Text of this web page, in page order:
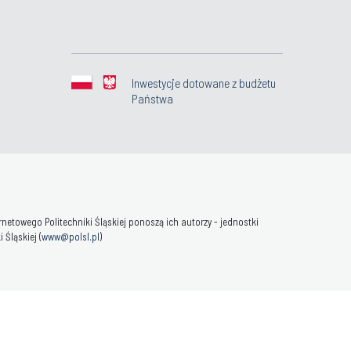
Inwestycje dotowane z budżetu
Państwa
Politechniki Śląskiej ponoszą ich autorzy - jednostki
Śląskiej (www@polsl.pl)